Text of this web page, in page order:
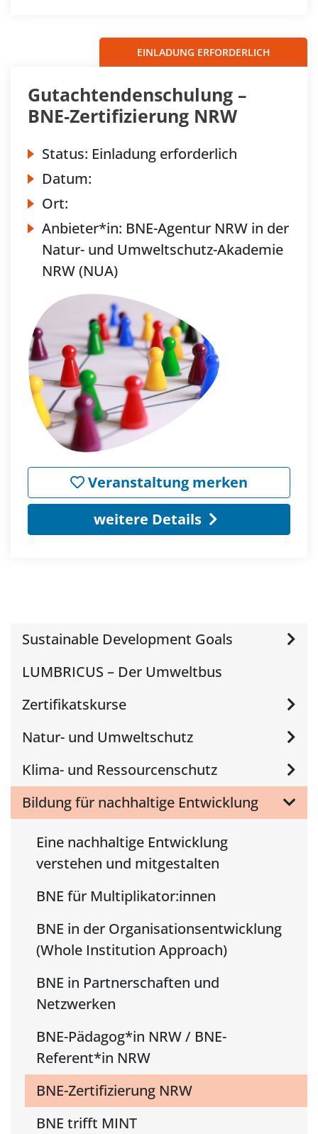
EINLADUNG ERFORDERLICH
Gutachtendenschulung –
BNE‐Zertifizierung NRW
Status: Einladung erforderlich
Datum:
Ort:
Anbieter*in: BNE-Agentur NRW in der
Natur- und Umweltschutz-Akademie
NRW (NUA)
Veranstaltung merken
weitere Details
Sustainable Development Goals
LUMBRICUS – Der Umweltbus
Zertifikatskurse
Natur- und Umweltschutz
Klima- und Ressourcenschutz
Bildung für nachhaltige Entwicklung
Eine nachhaltige Entwicklung
verstehen und mitgestalten
BNE für Multiplikator:innen
BNE in der Organisationsentwicklung
(Whole Institution Approach)
BNE in Partnerschaften und
Netzwerken
BNE-Pädagog*in NRW / BNE-
Referent*in NRW
BNE-Zertifizierung NRW
BNE trifft MINT